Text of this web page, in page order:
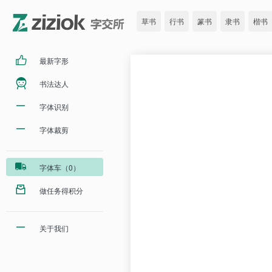
草书 行书 篆书 隶书 楷书
最新字形
书法达人
字体识别
字体裁剪
字体车（0）
做任务得积分
关于我们